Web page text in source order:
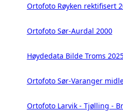
Ortofoto Røyken rektifisert
Ortofoto Sør-Aurdal 2000
Høydedata Bilde Troms
Ortofoto Sør-Varanger
Ortofoto Larvik - Tjølling -